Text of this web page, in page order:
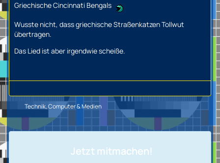
Griechische Cincinnati Bengals
Wusste nicht, dass griechische Straßenkatzen Tollwut
übertragen.
Das Lied ist aber irgendwie scheiße.
Technik, Computer & Medien
Jetzt mitmachen!